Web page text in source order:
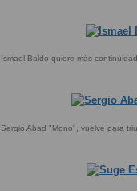
Ismael Baldo quiere más continuidad
Sergio Abad "Mono", vuelve para